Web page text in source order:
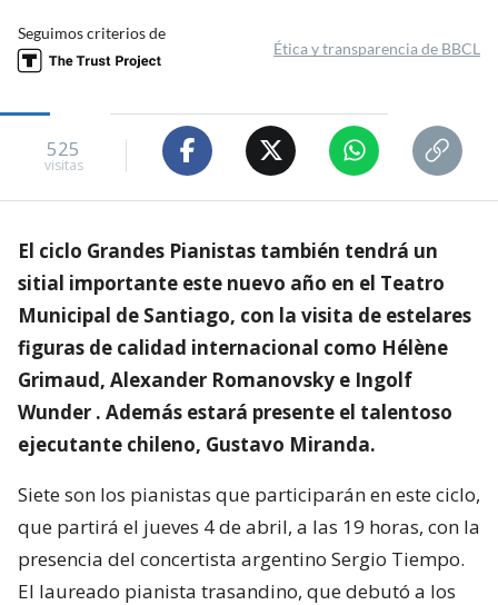
Seguimos criterios de
Ética y transparencia de BBCL
525
visitas
El ciclo Grandes Pianistas también tendrá un
sitial importante este nuevo año en el Teatro
Municipal de Santiago, con la visita de estelares
figuras de calidad internacional como Hélène
Grimaud, Alexander Romanovsky e Ingolf
Wunder . Además estará presente el talentoso
ejecutante chileno, Gustavo Miranda.
Siete son los pianistas que participarán en este ciclo,
que partirá el jueves 4 de abril, a las 19 horas, con la
presencia del concertista argentino Sergio Tiempo.
El laureado pianista trasandino, que debutó a los